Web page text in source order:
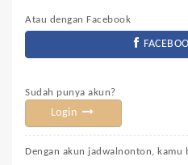
Atau dengan Facebook
Sudah punya akun?
Login
Dengan akun jadwalnonton, kamu